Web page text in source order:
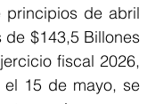
principios de abril
$143,5 Billones
fiscal 2026,
el 15 de mayo, se